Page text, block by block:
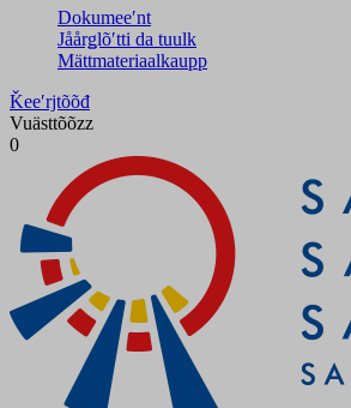
Dokumeeʹnt
Jåårǥlõʹtti da tuulk
Mättmateriaalkaupp
Ǩeeʹrjtõõđ
Vuästtõõzz
0